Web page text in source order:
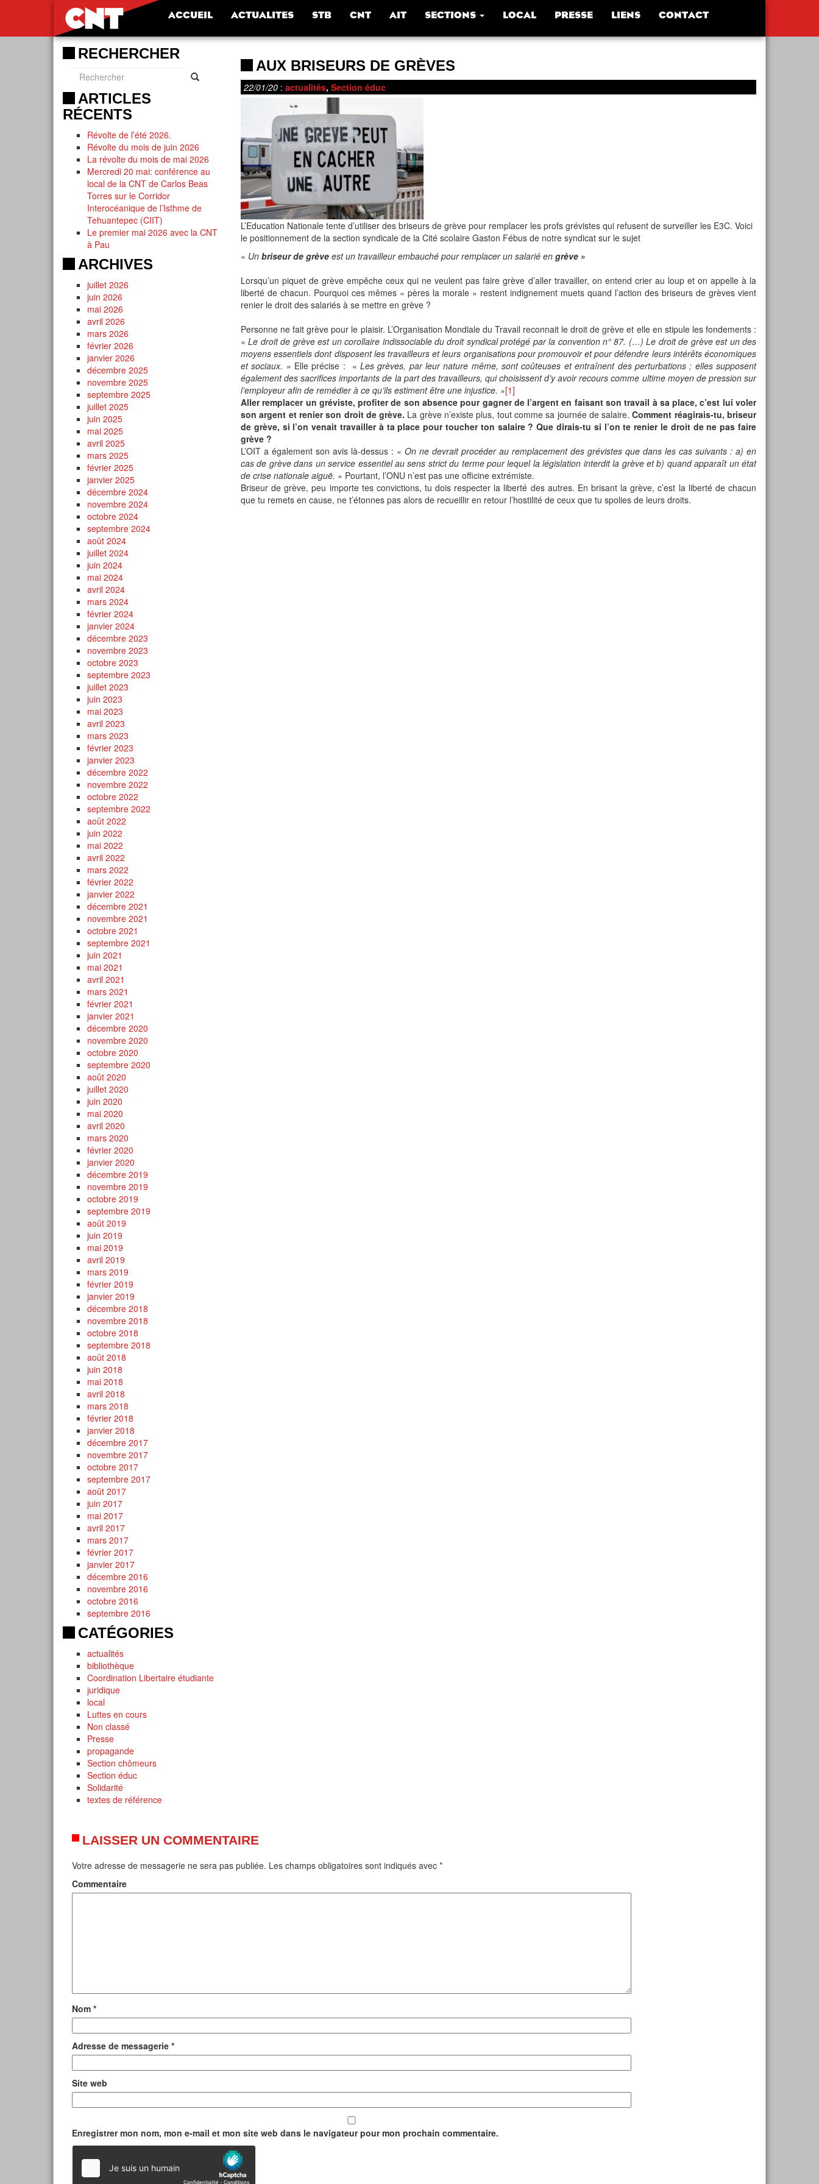
ACCUEIL ACTUALITES STB CNT AIT SECTIONS LOCAL PRESSE LIENS CONTACT
RECHERCHER
ARTICLES
RÉCENTS
Révolte de l’été 2026.
Révolte du mois de juin 2026
La révolte du mois de mai 2026
Mercredi 20 mai: conférence au
local de la CNT de Carlos Beas
Torres sur le Corridor
Interocéanique de l’Isthme de
Tehuantepec (CIIT)
Le premier mai 2026 avec la CNT
à Pau
ARCHIVES
juillet 2026
juin 2026
mai 2026
avril 2026
mars 2026
février 2026
janvier 2026
décembre 2025
novembre 2025
septembre 2025
juillet 2025
juin 2025
mai 2025
avril 2025
mars 2025
février 2025
janvier 2025
décembre 2024
novembre 2024
octobre 2024
septembre 2024
août 2024
juillet 2024
juin 2024
mai 2024
avril 2024
mars 2024
février 2024
janvier 2024
décembre 2023
novembre 2023
octobre 2023
septembre 2023
juillet 2023
juin 2023
mai 2023
avril 2023
mars 2023
février 2023
janvier 2023
décembre 2022
novembre 2022
octobre 2022
septembre 2022
août 2022
juin 2022
mai 2022
avril 2022
mars 2022
février 2022
janvier 2022
décembre 2021
novembre 2021
octobre 2021
septembre 2021
juin 2021
mai 2021
avril 2021
mars 2021
février 2021
janvier 2021
décembre 2020
novembre 2020
octobre 2020
septembre 2020
août 2020
juillet 2020
juin 2020
mai 2020
avril 2020
mars 2020
février 2020
janvier 2020
décembre 2019
novembre 2019
octobre 2019
septembre 2019
août 2019
juin 2019
mai 2019
avril 2019
mars 2019
février 2019
janvier 2019
décembre 2018
novembre 2018
octobre 2018
septembre 2018
août 2018
juin 2018
mai 2018
avril 2018
mars 2018
février 2018
janvier 2018
décembre 2017
novembre 2017
octobre 2017
septembre 2017
août 2017
juin 2017
mai 2017
avril 2017
mars 2017
février 2017
janvier 2017
décembre 2016
novembre 2016
octobre 2016
septembre 2016
CATÉGORIES
actualités
bibliothèque
Coordination Libertaire étudiante
juridique
local
Luttes en cours
Non classé
Presse
propagande
Section chômeurs
Section éduc
Solidarité
textes de référence
AUX BRISEURS DE GRÈVES
22/01/20 : actualités, Section éduc
L’Education Nationale tente d’utiliser des briseurs de grève pour remplacer les profs grévistes qui refusent de surveiller les E3C. Voici
le positionnement de la section syndicale de la Cité scolaire Gaston Fébus de notre syndicat sur le sujet
« Un briseur de grève est un travailleur embauché pour remplacer un salarié en grève »
Lorsqu’un piquet de grève empêche ceux qui ne veulent pas faire grève d’aller travailler, on entend crier au loup et on appelle à la
liberté de chacun. Pourquoi ces mêmes « pères la morale » restent indignement muets quand l’action des briseurs de grèves vient
renier le droit des salariés à se mettre en grève ?
Personne ne fait grève pour le plaisir. L’Organisation Mondiale du Travail reconnait le droit de grève et elle en stipule les fondements :
«Le droit de grève est un corollaire indissociable du droit syndical protégé par la convention n° 87. (…) Le droit de grève est un des
moyens essentiels dont disposent les travailleurs et leurs organisations pour promouvoir et pour défendre leurs intérêts économiques
et sociaux. » Elle précise : « Les grèves, par leur nature même, sont coûteuses et entraînent des perturbations ; elles supposent
également des sacrifices importants de la part des travailleurs, qui choisissent d’y avoir recours comme ultime moyen de pression sur
l’employeur afin de remédier à ce qu’ils estiment être une injustice. »[1]
Aller remplacer un gréviste, profiter de son absence pour gagner de l’argent en faisant son travail à sa place, c’est lui voler
son argent et renier son droit de grève. La grève n’existe plus, tout comme sa journée de salaire.Comment réagirais-tu, briseur
de grève, si l’on venait travailler à ta place pour toucher ton salaire ? Que dirais-tu si l’on te renier le droit de ne pas faire
grève ?
L’OIT a également son avis là-dessus : « On ne devrait procéder au remplacement des grévistes que dans les cas suivants : a) en
cas de grève dans un service essentiel au sens strict du terme pour lequel la législation interdit la grève et b) quand apparaît un état
de crise nationale aiguë. » Pourtant, l’ONU n’est pas une officine extrémiste.
Briseur de grève, peu importe tes convictions, tu dois respecter la liberté des autres. En brisant la grève, c’est la liberté de chacun
que tu remets en cause, ne t’étonnes pas alors de recueillir en retour l’hostilité de ceux que tu spolies de leurs droits.
LAISSER UN COMMENTAIRE
Votre adresse de messagerie ne sera pas publiée. Les champs obligatoires sont indiqués avec *
Commentaire
Nom *
Adresse de messagerie *
Site web
Enregistrer mon nom, mon e-mail et mon site web dans le navigateur pour mon prochain commentaire.